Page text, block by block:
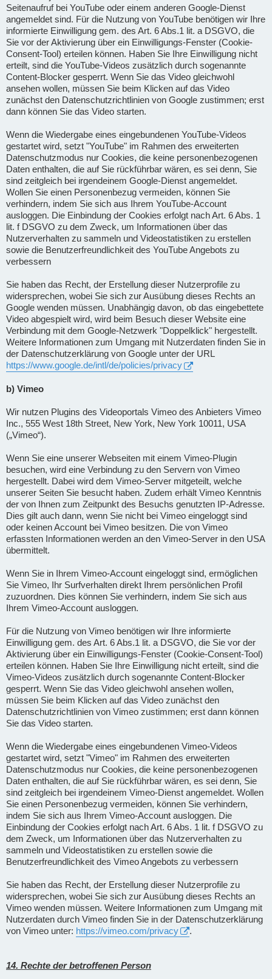
Seitenaufruf bei YouTube oder einem anderen Google-Dienst
angemeldet sind. Für die Nutzung von YouTube benötigen wir Ihre
informierte Einwilligung gem. des Art. 6 Abs.1 lit. a DSGVO, die
Sie vor der Aktivierung über ein Einwilligungs-Fenster (Cookie-
Consent-Tool) erteilen können. Haben Sie Ihre Einwilligung nicht
erteilt, sind die YouTube-Videos zusätzlich durch sogenannte
Content-Blocker gesperrt. Wenn Sie das Video gleichwohl
ansehen wollen, müssen Sie beim Klicken auf das Video
zunächst den Datenschutzrichtlinien von Google zustimmen; erst
dann können Sie das Video starten.
Wenn die Wiedergabe eines eingebundenen YouTube-Videos
gestartet wird, setzt "YouTube" im Rahmen des erweiterten
Datenschutzmodus nur Cookies, die keine personenbezogenen
Daten enthalten, die auf Sie rückführbar wären, es sei denn, Sie
sind zeitgleich bei irgendeinem Google-Dienst angemeldet.
Wollen Sie einen Personenbezug vermeiden, können Sie
verhindern, indem Sie sich aus Ihrem YouTube-Account
ausloggen. Die Einbindung der Cookies erfolgt nach Art. 6 Abs. 1
lit. f DSGVO zu dem Zweck, um Informationen über das
Nutzerverhalten zu sammeln und Videostatistiken zu erstellen
sowie die Benutzerfreundlichkeit des YouTube Angebots zu
verbessern
Sie haben das Recht, der Erstellung dieser Nutzerprofile zu
widersprechen, wobei Sie sich zur Ausübung dieses Rechts an
Google wenden müssen. Unabhängig davon, ob das eingebettete
Video abgespielt wird, wird beim Besuch dieser Website eine
Verbindung mit dem Google-Netzwerk "Doppelklick" hergestellt.
Weitere Informationen zum Umgang mit Nutzerdaten finden Sie in
der Datenschutzerklärung von Google unter der URL
https://www.google.de/intl/de/policies/privacy
b) Vimeo
Wir nutzen Plugins des Videoportals Vimeo des Anbieters Vimeo
Inc., 555 West 18th Street, New York, New York 10011, USA
(„Vimeo“).
Wenn Sie eine unserer Webseiten mit einem Vimeo-Plugin
besuchen, wird eine Verbindung zu den Servern von Vimeo
hergestellt. Dabei wird dem Vimeo-Server mitgeteilt, welche
unserer Seiten Sie besucht haben. Zudem erhält Vimeo Kenntnis
der von Ihnen zum Zeitpunkt des Besuchs genutzten IP-Adresse.
Dies gilt auch dann, wenn Sie nicht bei Vimeo eingeloggt sind
oder keinen Account bei Vimeo besitzen. Die von Vimeo
erfassten Informationen werden an den Vimeo-Server in den USA
übermittelt.
Wenn Sie in Ihrem Vimeo-Account eingeloggt sind, ermöglichen
Sie Vimeo, Ihr Surfverhalten direkt Ihrem persönlichen Profil
zuzuordnen. Dies können Sie verhindern, indem Sie sich aus
Ihrem Vimeo-Account ausloggen.
Für die Nutzung von Vimeo benötigen wir Ihre informierte
Einwilligung gem. des Art. 6 Abs.1 lit. a DSGVO, die Sie vor der
Aktivierung über ein Einwilligungs-Fenster (Cookie-Consent-Tool)
erteilen können. Haben Sie Ihre Einwilligung nicht erteilt, sind die
Vimeo-Videos zusätzlich durch sogenannte Content-Blocker
gesperrt. Wenn Sie das Video gleichwohl ansehen wollen,
müssen Sie beim Klicken auf das Video zunächst den
Datenschutzrichtlinien von Vimeo zustimmen; erst dann können
Sie das Video starten.
Wenn die Wiedergabe eines eingebundenen Vimeo-Videos
gestartet wird, setzt "Vimeo" im Rahmen des erweiterten
Datenschutzmodus nur Cookies, die keine personenbezogenen
Daten enthalten, die auf Sie rückführbar wären, es sei denn, Sie
sind zeitgleich bei irgendeinem Vimeo-Dienst angemeldet. Wollen
Sie einen Personenbezug vermeiden, können Sie verhindern,
indem Sie sich aus Ihrem Vimeo-Account ausloggen. Die
Einbindung der Cookies erfolgt nach Art. 6 Abs. 1 lit. f DSGVO zu
dem Zweck, um Informationen über das Nutzerverhalten zu
sammeln und Videostatistiken zu erstellen sowie die
Benutzerfreundlichkeit des Vimeo Angebots zu verbessern
Sie haben das Recht, der Erstellung dieser Nutzerprofile zu
widersprechen, wobei Sie sich zur Ausübung dieses Rechts an
Vimeo wenden müssen. Weitere Informationen zum Umgang mit
Nutzerdaten durch Vimeo finden Sie in der Datenschutzerklärung
von Vimeo unter: https://vimeo.com/privacy .
14. Rechte der betroffenen Person